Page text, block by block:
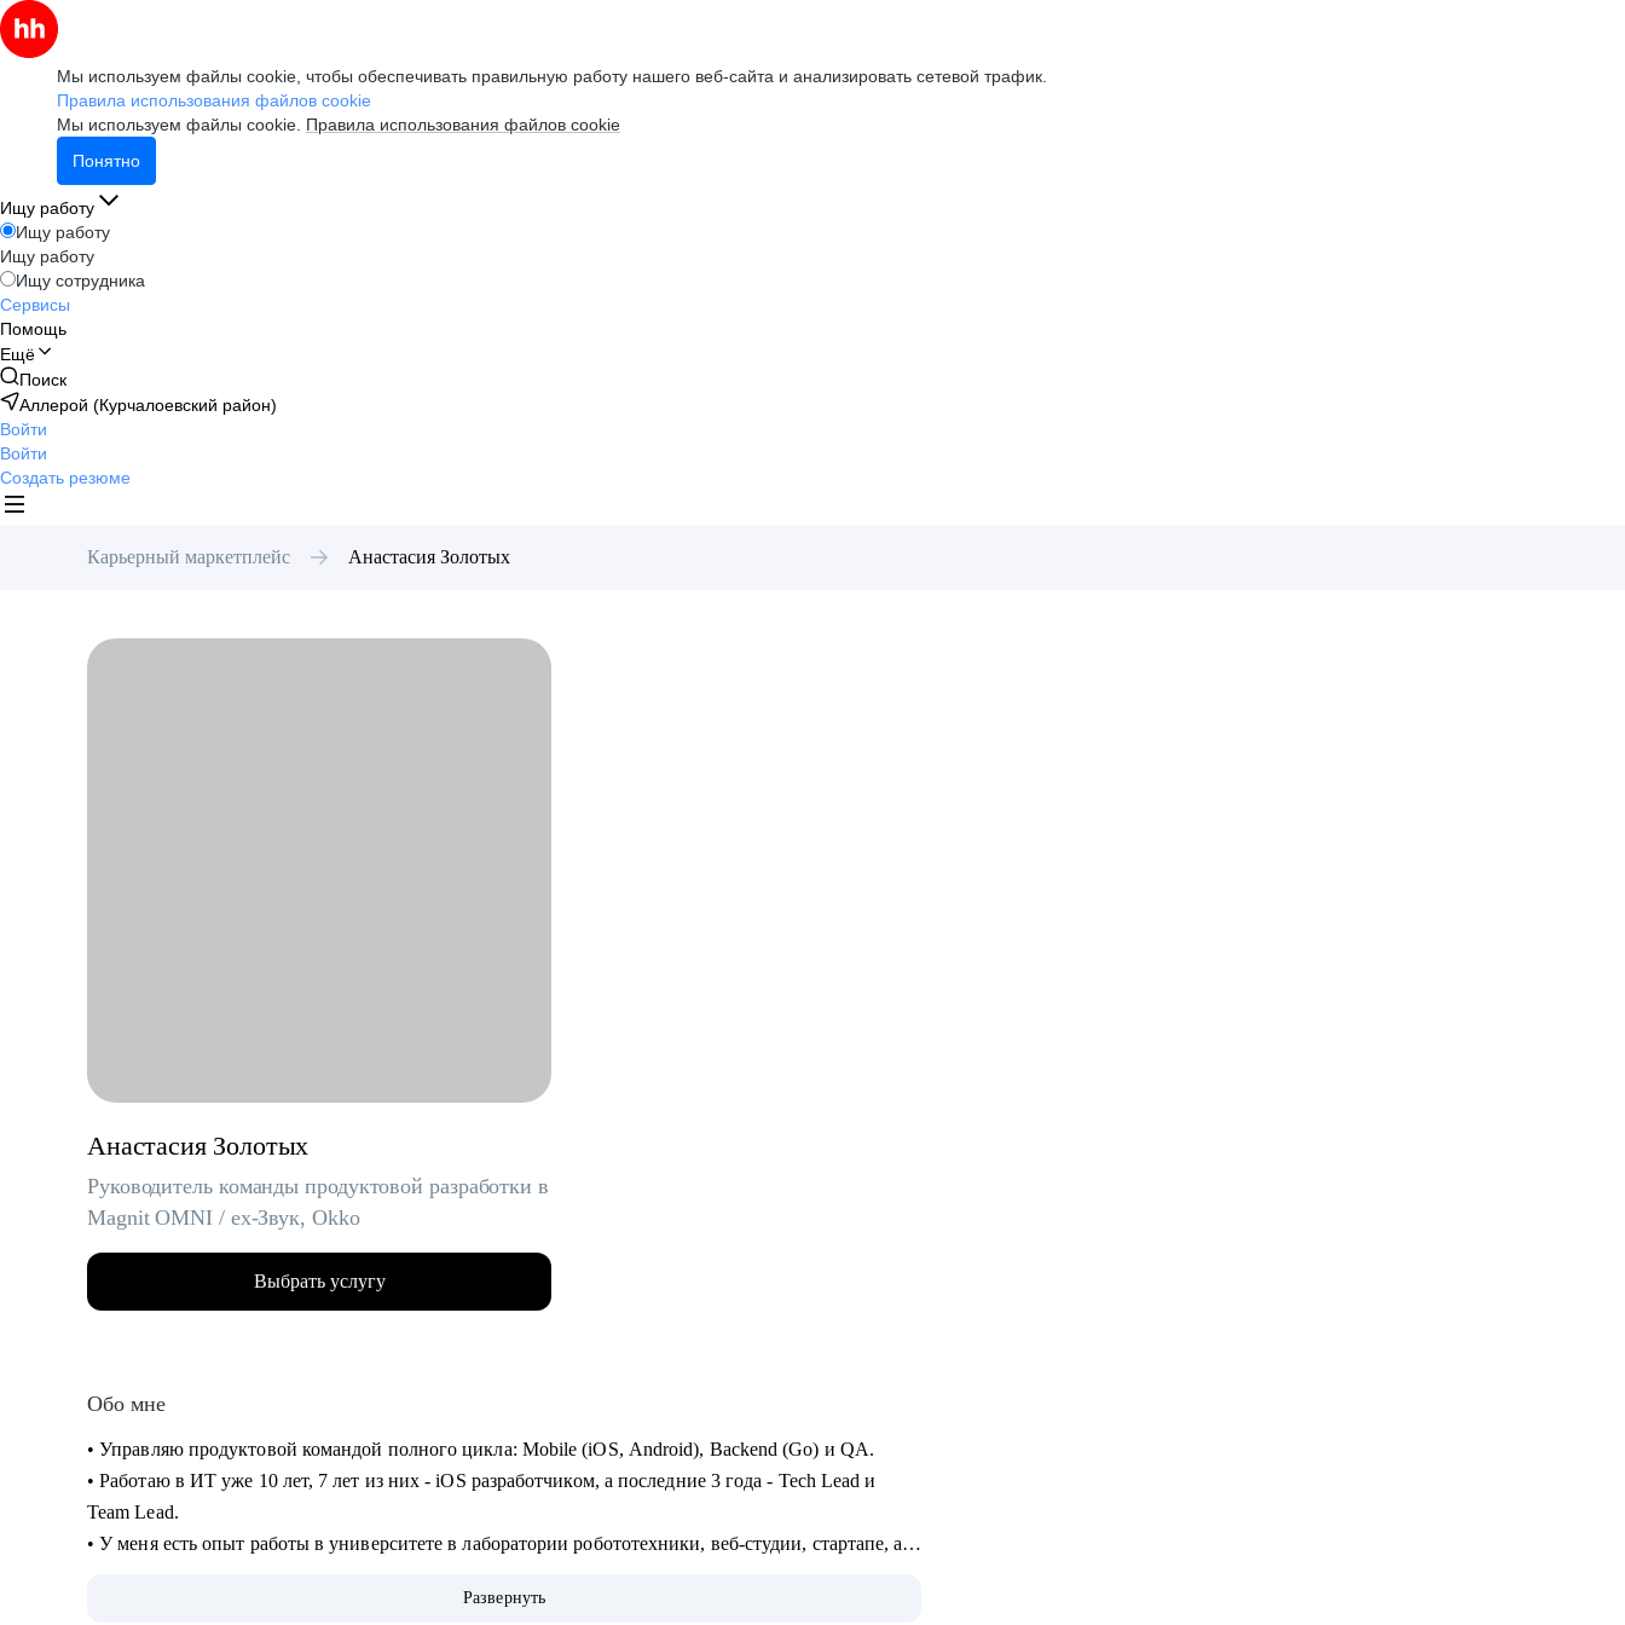
Мы используем файлы cookie, чтобы обеспечивать правильную работу нашего веб-сайта и анализировать сетевой трафик.
Правила использования файлов cookie
Мы используем файлы cookie. Правила использования файлов cookie
Понятно
Ищу работу
Ищу работу
Ищу работу
Ищу сотрудника
Сервисы
Помощь
Ещё
Поиск
Аллерой (Курчалоевский район)
Войти
Войти
Создать резюме
Карьерный маркетплейс Анастасия Золотых
Анастасия Золотых
Руководитель команды продуктовой разработки в
Magnit OMNI / ex-Звук, Okko
Выбрать услугу
Обо мне
• Управляю продуктовой командой полного цикла: Mobile (iOS, Android), Backend (Go) и QA.
• Работаю в ИТ уже 10 лет, 7 лет из них - iOS разработчиком, а последние 3 года - Tech Lead и
Team Lead.
• У меня есть опыт работы в университете в лаборатории робототехники, веб-студии, стартапе, а
• На всех проектах работала с легаси и распиливала монолит с командой - могу помочь
Развернуть